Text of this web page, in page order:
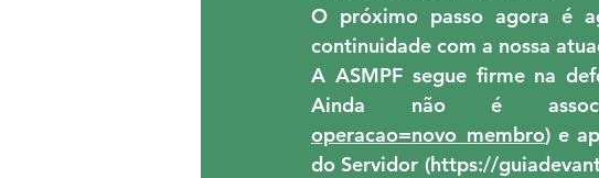
O próximo passo agora é
continuidade com a nossa
A ASMPF segue firme na
Ainda não é
operacao=novo_membro) e
do Servidor (https://